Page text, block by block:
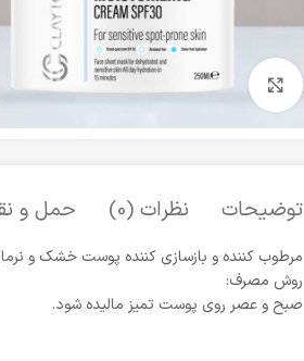
برای بزرگنمایی کلیک کنید
توضیحات نظرات (0) حمل و
مرطوب کننده و بازسازی کننده پوست خشک و
روش مصرف:
صبح و عصر روی پوست تمیز مالیده شود.